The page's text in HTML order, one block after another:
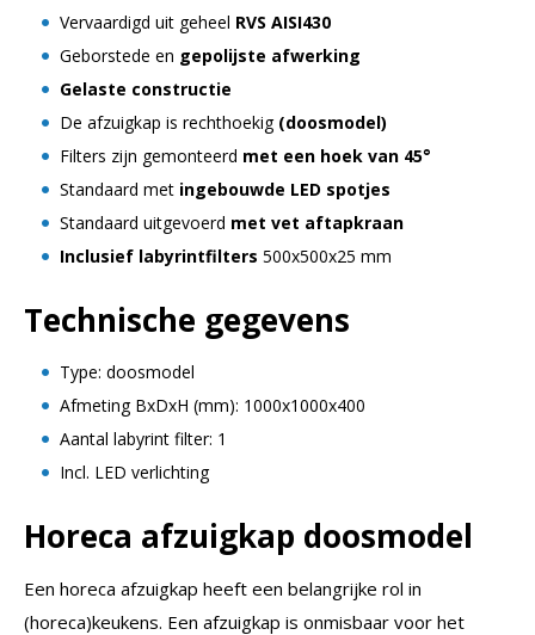
Vervaardigd uit geheel RVS AISI430
Geborstede en gepolijste afwerking
Gelaste constructie
De afzuigkap is rechthoekig (doosmodel)
Filters zijn gemonteerd met een hoek van 45°
Standaard met ingebouwde LED spotjes
Standaard uitgevoerd met vet aftapkraan
Inclusief labyrintfilters 500x500x25 mm
Technische gegevens
Type: doosmodel
Afmeting BxDxH (mm): 1000x1000x400
Aantal labyrint filter: 1
Incl. LED verlichting
Horeca afzuigkap doosmodel
Een horeca afzuigkap heeft een belangrijke rol in
(horeca)keukens. Een afzuigkap is onmisbaar voor het